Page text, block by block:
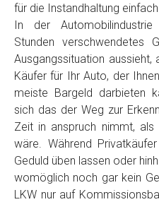
für die Instandhaltung
In der
Stunden verschwendetes
Ausgangssituation aussieht,
Käufer für Ihr Auto, der
meiste Bargeld darbieten
sich das der Weg zur
Zeit in anspruch nimmt,
wäre. Während
Geduld üben lassen oder
womöglich noch gar kein
LKW nur auf